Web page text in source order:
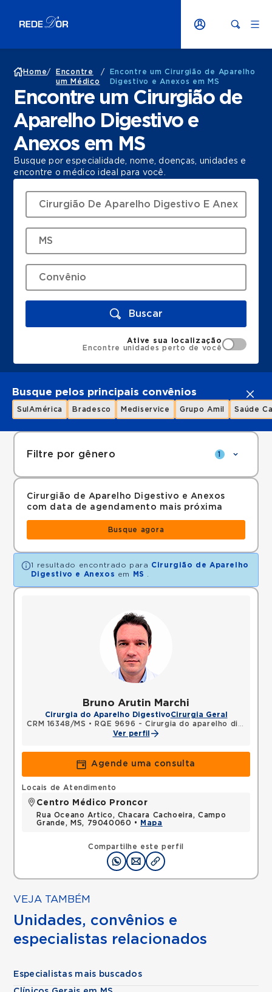
Home/
Encontre
um Médico
/
Encontre um Cirurgião de Aparelho
Digestivo e Anexos em MS
Encontre um Cirurgião de
Aparelho Digestivo e
Anexos em MS
Busque por especialidade, nome, doenças, unidades e
encontre o médico ideal para você.
Buscar
Ative sua localização
Encontre unidades perto de você
Busque pelos principais convênios
SulAmérica Bradesco Mediservice Grupo Amil Saúde
Filtre por gênero 1
Cirurgião de Aparelho Digestivo e Anexos
com data de agendamento mais próxima
Busque agora
1 resultado encontrado para Cirurgião de Aparelho
Digestivo e Anexos em MS
Bruno Arutin Marchi
Cirurgia do Aparelho DigestivoCirurgia Geral
CRM 16348/MS •
RQE 9696 - Cirurgia do aparelho digestivo
Ver perfil
Agende uma consulta
Compartilhe este perfil
Locais de Atendimento
Centro Médico Proncor
Rua Oceano Artico, Chacara Cachoeira, Campo
Grande, MS, 79040060 •
Mapa
VEJA TAMBÉM
Unidades, convênios e
especialistas relacionados
Especialistas mais buscados